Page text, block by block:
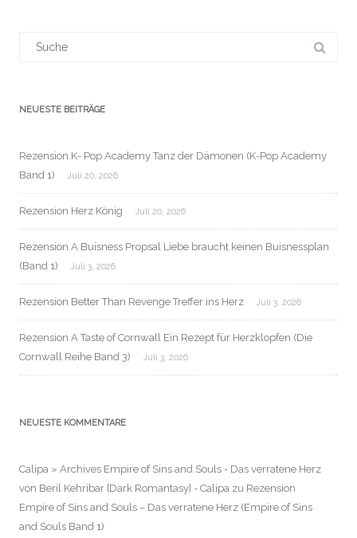
NEUESTE BEITRÄGE
Rezension K- Pop Academy Tanz der Dämonen (K-Pop Academy
Band 1)
Juli 20, 2026
Rezension Herz König Juli 20, 2026
Rezension A Buisness Propsal Liebe braucht keinen Buisnessplan
(Band 1)
Juli 3, 2026
Rezension Better Than Revenge Treffer ins Herz Juli 3, 2026
Rezension A Taste of Cornwall Ein Rezept für Herzklopfen (Die
Cornwall Reihe Band 3)
Juli 3, 2026
NEUESTE KOMMENTARE
Calipa » Archives Empire of Sins and Souls - Das verratene Herz
von Beril Kehribar [Dark Romantasy] - Calipa zu Rezension
Empire of Sins and Souls – Das verratene Herz (Empire of Sins
and Souls Band 1)